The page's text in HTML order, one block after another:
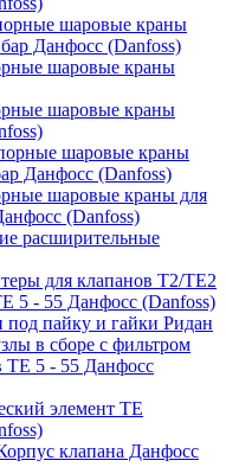
шаровые краны
Данфосс (Danfoss)
шаровые краны
шаровые краны
шаровые краны
Данфосс (Danfoss)
шаровые краны для
(Danfoss)
расширительные
для клапанов T2/TE2
5 - 55 Данфосс (Danfoss)
под пайку и гайки Ридан
в сборе с фильтром
TE 5 - 55 Данфосс
элемент TE
клапана Данфосс